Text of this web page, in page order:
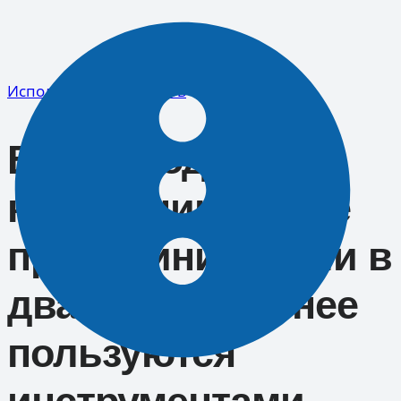
содержимому
Исполнительная власть
В Краснодарском
крае начинающие
предприниматели в
два раза активнее
пользуются